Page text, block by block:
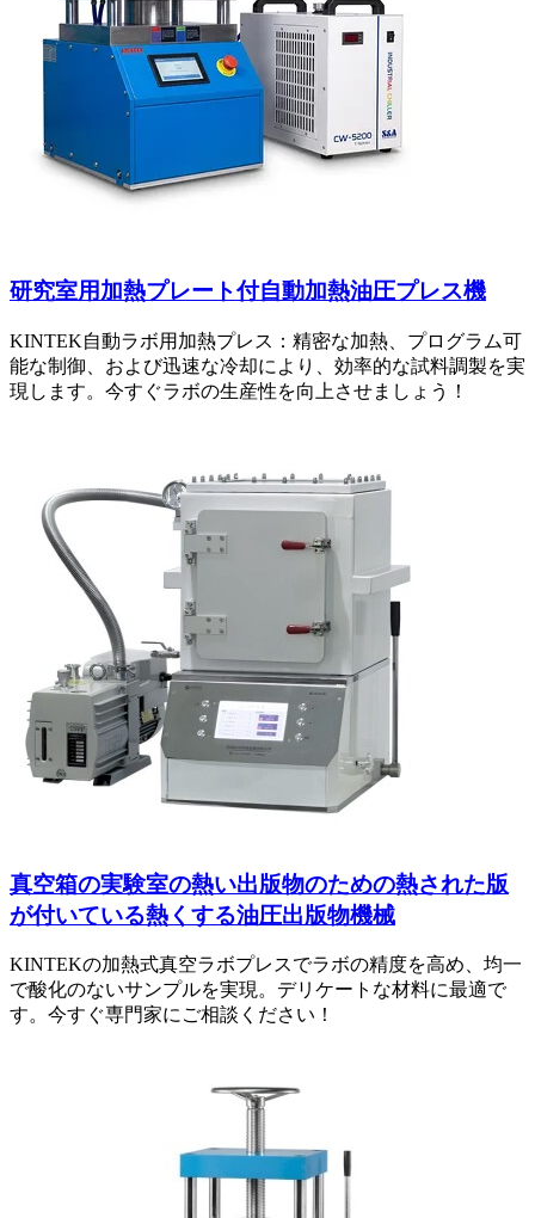
研究室用加熱プレート付自動加熱油圧プレス機
KINTEK自動ラボ用加熱プレス：精密な加熱、プログラム可
能な制御、および迅速な冷却により、効率的な試料調製を実
現します。今すぐラボの生産性を向上させましょう！
真空箱の実験室の熱い出版物のための熱された版
が付いている熱くする油圧出版物機械
KINTEKの加熱式真空ラボプレスでラボの精度を高め、均一
で酸化のないサンプルを実現。デリケートな材料に最適で
す。今すぐ専門家にご相談ください！